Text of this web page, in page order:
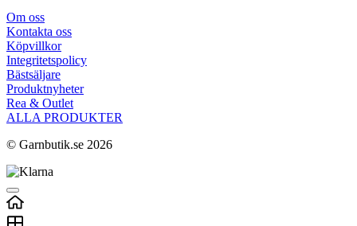
Om oss
Kontakta oss
Köpvillkor
Integritetspolicy
Bästsäljare
Produktnyheter
Rea & Outlet
ALLA PRODUKTER
© Garnbutik.se 2026